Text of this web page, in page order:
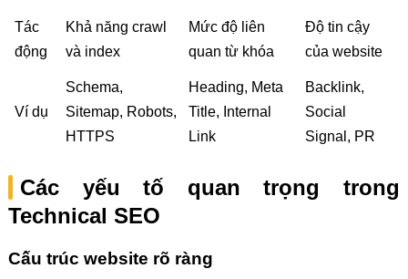
Tác
động
Khả năng crawl
và index
Mức độ liên
quan từ khóa
Độ tin cậy
của website
Ví dụ
Schema,
Sitemap, Robots,
HTTPS
Heading, Meta
Title, Internal
Link
Backlink,
Social
Signal, PR
Các yếu tố quan trọng trong
Technical SEO
Cấu trúc website rõ ràng